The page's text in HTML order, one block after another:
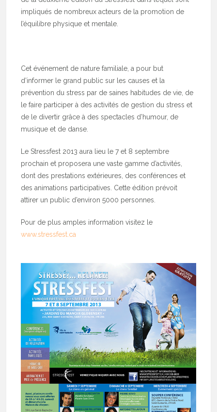
impliqués de nombreux acteurs de la promotion de
l’équilibre physique et mentale.
Cet événement de nature familiale, a pour but
d’informer le grand public sur les causes et la
prévention du stress par de saines habitudes de vie, de
le faire participer à des activités de gestion du stress et
de le divertir grâce à des spectacles d’humour, de
musique et de danse.
Le Stressfest 2013 aura lieu le 7 et 8 septembre
prochain et proposera une vaste gamme d’activités,
dont des prestations extérieures, des conférences et
des animations participatives. Cette édition prévoit
attirer un public d’environ 5000 personnes.
Pour de plus amples information visitez le
www.stressfest.ca